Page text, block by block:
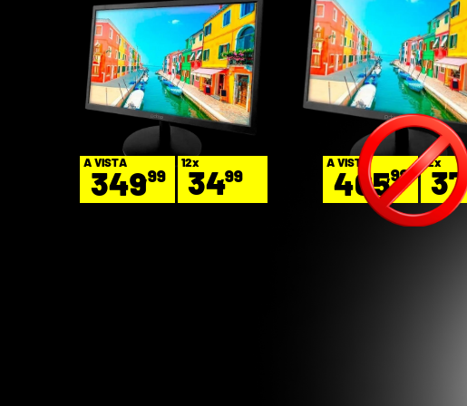
,99
12x
37
A VISTA
405
12x
34,99
A VISTA
349,99